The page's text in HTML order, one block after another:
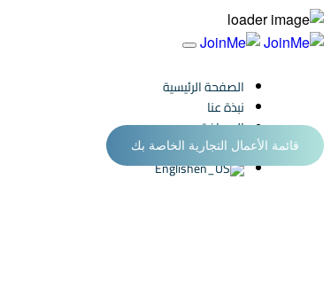
الصفحة الرئيسية
نبذة عنا
الصحافة
الاتصال بنا
English
قائمة الأعمال التجارية الخاصة بك